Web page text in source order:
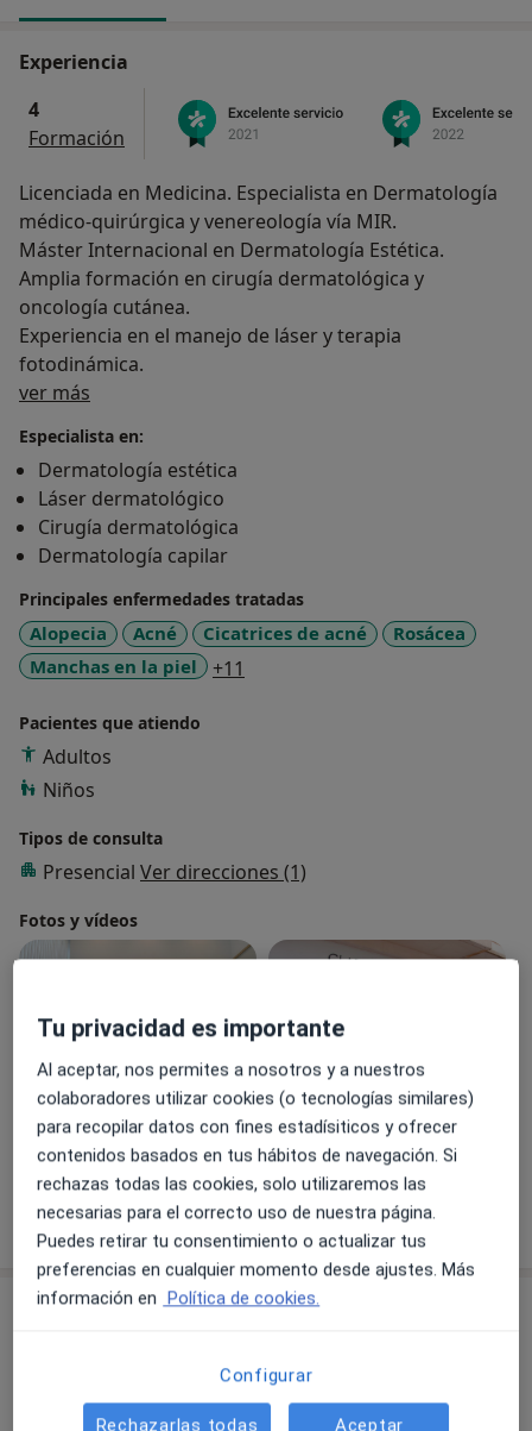
Experiencia
4
Formación
Licenciada en Medicina. Especialista en Dermatología
médico-quirúrgica y venereología vía MIR.
Máster Internacional en Dermatología Estética.
Amplia formación en cirugía dermatológica y
oncología cutánea.
Experiencia en el manejo de láser y terapia
fotodinámica.
ver más
Especialista en:
Dermatología estética
Láser dermatológico
Cirugía dermatológica
Dermatología capilar
Principales enfermedades tratadas
Alopecia Acné Cicatrices de acné
Rosácea
Manchas en la piel
+11
Pacientes que atiendo
Adultos
Niños
Tipos de consulta
Presencial Ver direcciones (1)
Fotos y vídeos
Ver galería (5)
Mostrar más detalles
sobre la experiencia
Novedades
C. Andrómeda, 22, Málaga 29010
NOMINADA A LOS DOCTORALIA AWARDS 2024
Tu privacidad es importante
Al aceptar, nos permites a nosotros y a nuestros
colaboradores utilizar cookies (o tecnologías similares)
para recopilar datos con fines estadísiticos y ofrecer
contenidos basados en tus hábitos de navegación. Si
rechazas todas las cookies, solo utilizaremos las
necesarias para el correcto uso de nuestra página.
Puedes retirar tu consentimiento o actualizar tus
preferencias en cualquier momento desde ajustes. Más
información en Política de cookies.
Configurar
Rechazarlas todas Aceptar